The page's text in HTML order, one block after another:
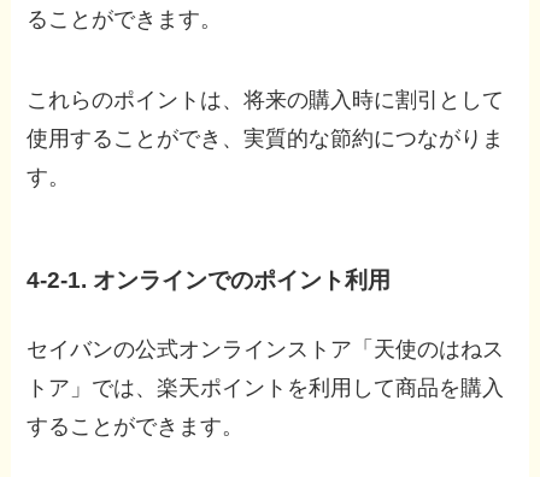
ることができます。
これらのポイントは、将来の購入時に割引として
使用することができ、実質的な節約につながりま
す。
4-2-1. オンラインでのポイント利用
セイバンの公式オンラインストア「天使のはねス
トア」では、楽天ポイントを利用して商品を購入
することができます。